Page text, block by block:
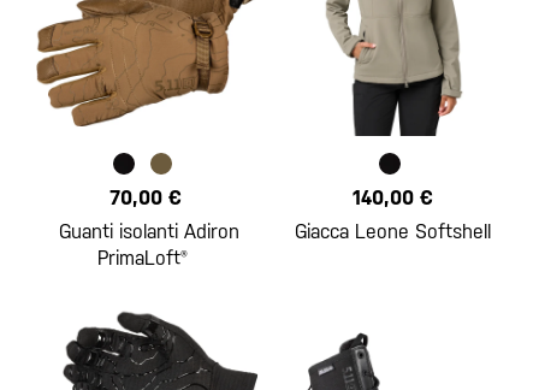
70,00 €
Guanti isolanti Adiron
PrimaLoft®
140,00 €
Giacca Leone Softshell